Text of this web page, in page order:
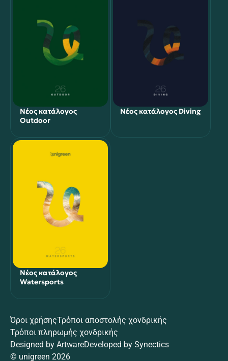
Νέος κατάλογος
Outdoor
Νέος κατάλογος Diving
Νέος κατάλογος
Watersports
Όροι χρήσηςΤρόποι αποστολής χονδρικής
Τρόποι πληρωμής χονδρικής
Designed by ArtwareDeveloped by Synectics
© unigreen 2026